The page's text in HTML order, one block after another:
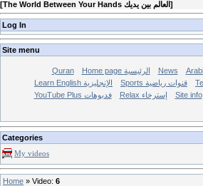
[ The World Between Your Hands العالم بين يديك]
Log In
Site menu
Quran Home page الرئيسية News
Learn English الإنجليزية
Sports قنوات رياضية
YouTube Plus فديوهات
Relax إسترخاء Site info
Categories
My videos
Home » Video: 6